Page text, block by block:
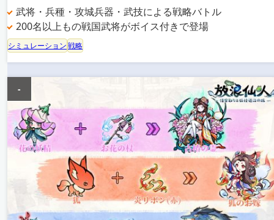
武将・兵種・攻城兵器・武技による戦略バトル
200名以上もの戦国武将がボイス付きで登場
シミュレーション戦略
-